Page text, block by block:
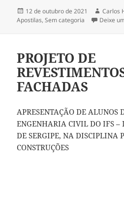
Publicado
em
12 de outubro de 2021 Autor
Carlos
Apostilas,Sem categoria Deixe
PROJETO DE
FACHADAS
APRESENTAÇÃO DE ALUNOS
ENGENHARIA CIVIL DO IFS –
DE SERGIPE, NA DISCIPLINA
CONSTRUÇÕES